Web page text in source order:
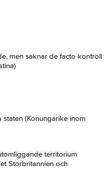
men saknar de facto kontroll
staten (Konungarike inom
territorium
Storbritannien och